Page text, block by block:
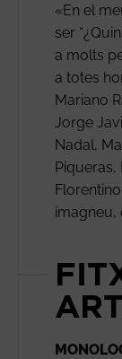
«En el
ser
a molts
a totes
Mariano
Jorge
Nadal,
Piqueras,
imagneu,